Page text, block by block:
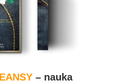
– nauka